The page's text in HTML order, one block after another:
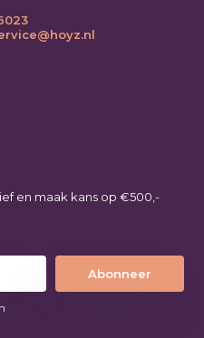
en maak kans op €500,-
Abonneer